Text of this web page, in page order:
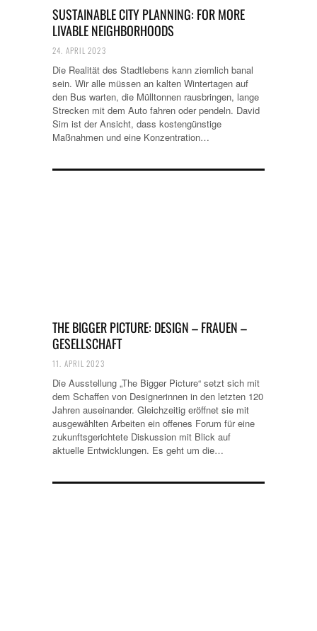
SUSTAINABLE CITY PLANNING: FOR MORE
LIVABLE NEIGHBORHOODS
24. APRIL 2023
Die Realität des Stadtlebens kann ziemlich banal
sein. Wir alle müssen an kalten Wintertagen auf
den Bus warten, die Mülltonnen rausbringen, lange
Strecken mit dem Auto fahren oder pendeln. David
Sim ist der Ansicht, dass kostengünstige
Maßnahmen und eine Konzentration…
THE BIGGER PICTURE: DESIGN – FRAUEN –
GESELLSCHAFT
11. APRIL 2023
Die Ausstellung „The Bigger Picture“ setzt sich mit
dem Schaffen von Designerinnen in den letzten 120
Jahren auseinander. Gleichzeitig eröffnet sie mit
ausgewählten Arbeiten ein offenes Forum für eine
zukunftsgerichtete Diskussion mit Blick auf
aktuelle Entwicklungen. Es geht um die…